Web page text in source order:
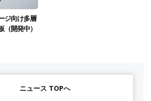
ジ向け多層
（開発中）
ニュース TOPへ